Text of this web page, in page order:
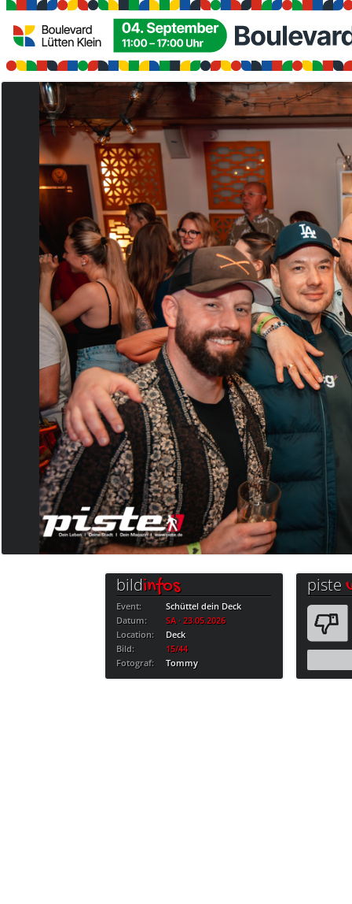
bildinfos
Event:
Schüttel dein Deck
Datum:
SA · 23.05.2026
Location:
Deck
Bild:
15/44
Fotograf:
Tommy
piste